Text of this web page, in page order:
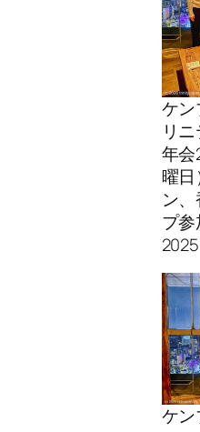
ケ
リ
年会
曜日
ン
プ参
ケ